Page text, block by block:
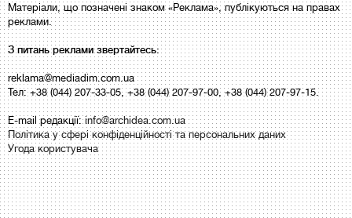
Матеріали, що позначені знаком «Реклама», публікуються на правах
реклами.
З питань реклами звертайтесь:
reklama@mediadim.com.ua
Тел: +38 (044) 207-33-05, +38 (044) 207-97-00, +38 (044) 207-97-15.
E-mail редакції:info@archidea.com.ua
Політика у сфері конфіденційності та персональних даних
Угода користувача